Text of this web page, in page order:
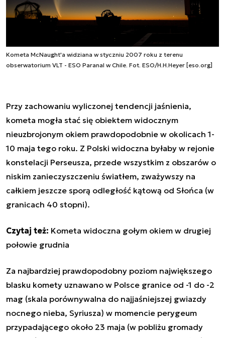
Kometa McNaught'a widziana w styczniu 2007 roku z terenu
obserwatorium VLT - ESO Paranal w Chile. Fot. ESO/H.H.Heyer [eso.org]
Przy zachowaniu wyliczonej tendencji jaśnienia,
kometa mogła stać się obiektem widocznym
nieuzbrojonym okiem prawdopodobnie w okolicach 1-
10 maja tego roku. Z Polski widoczna byłaby w rejonie
konstelacji Perseusza, przede wszystkim z obszarów o
niskim zanieczyszczeniu światłem, zważywszy na
całkiem jeszcze sporą odległość kątową od Słońca (w
granicach 40 stopni).
Czytaj też: Kometa widoczna gołym okiem w drugiej
połowie grudnia
Za najbardziej prawdopodobny poziom największego
blasku komety uznawano w Polsce granice od -1 do -2
mag (skala porównywalna do najjaśniejszej gwiazdy
nocnego nieba, Syriusza) w momencie perygeum
przypadającego około 23 maja (w pobliżu gromady